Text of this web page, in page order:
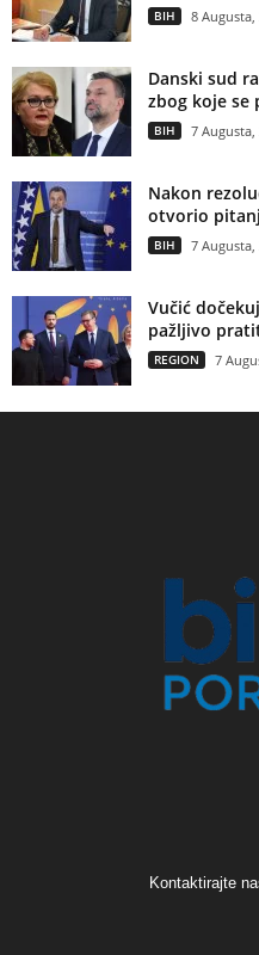
BIH 8 Augusta,
Danski sud
zbog koje se
BIH 7 Augusta,
Nakon
otvorio
BIH 7 Augusta,
Vučić
pažljivo
REGION 7
Kontaktirajte